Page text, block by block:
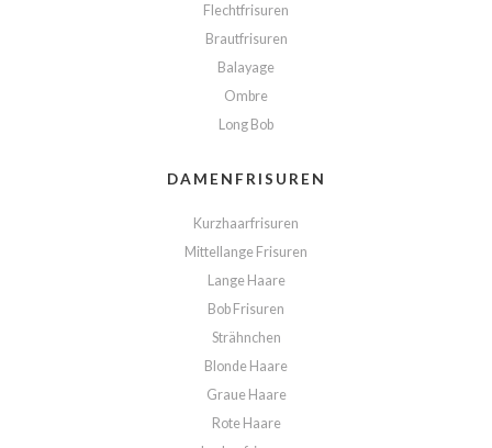
Flechtfrisuren
Brautfrisuren
Balayage
Ombre
Long Bob
DAMENFRISUREN
Kurzhaarfrisuren
Mittellange Frisuren
Lange Haare
Bob Frisuren
Strähnchen
Blonde Haare
Graue Haare
Rote Haare